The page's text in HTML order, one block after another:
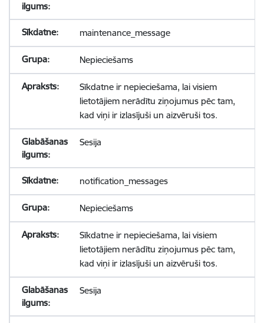
maintenance_message
Nepieciešams
Sīkdatne ir nepieciešama, lai visiem
lietotājiem nerādītu ziņojumus pēc tam,
kad viņi ir izlasījuši un aizvēruši tos.
Sesija
notification_messages
Nepieciešams
Sīkdatne ir nepieciešama, lai visiem
lietotājiem nerādītu ziņojumus pēc tam,
kad viņi ir izlasījuši un aizvēruši tos.
Sesija